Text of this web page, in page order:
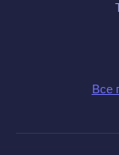
Все